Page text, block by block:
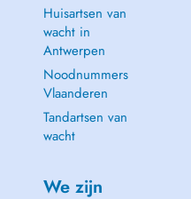
Huisartsen van
wacht in
Antwerpen
Noodnummers
Vlaanderen
Tandartsen van
wacht
We zijn